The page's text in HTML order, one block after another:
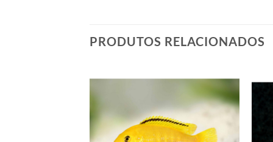
PRODUTOS RELACIONADOS